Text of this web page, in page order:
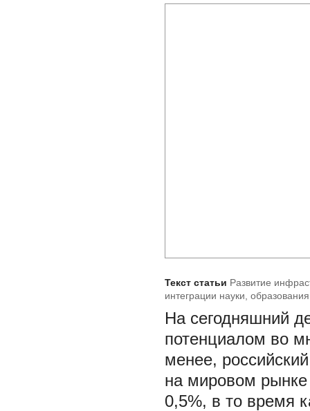
Текст статьи Развитие
интеграции науки,
На сегодняшний
потенциалом во
менее,
на мировом рынке
0,5%, в то время